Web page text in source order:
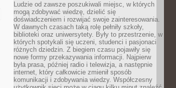
Ludzie od zawsze poszukiwali miejsc, w których
mogą zdobywać wiedzę, dzielić się
doświadczeniem i rozwijać swoje zainteresowania.
W dawnych czasach taką rolę pełniły szkoły,
biblioteki oraz uniwersytety. Były to przestrzenie, w
których spotykali się uczeni, studenci i pasjonaci
różnych dziedzin. Z biegiem czasu pojawiły się
nowe formy przekazywania informacji. Najpierw
była prasa, później radio i telewizja, a następnie
internet, który całkowicie zmienił sposób
komunikacji i zdobywania wiedzy. Współczesny